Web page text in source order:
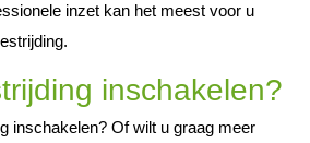
inzet kan het meest voor u
inschakelen?
inschakelen? Of wilt u graag meer